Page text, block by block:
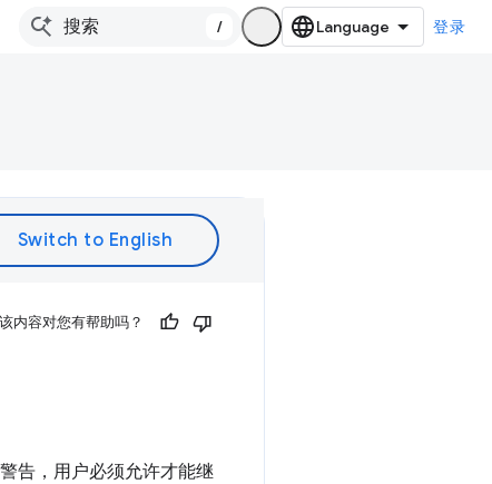
/ 登录
该内容对您有帮助吗？
告，用户必须允许才能继